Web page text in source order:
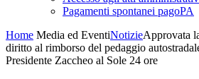
Pagamenti spontanei pagoPA
Home Media ed EventiNotizieApprovata
diritto al rimborso del pedaggio
Presidente Zaccheo al Sole 24 ore